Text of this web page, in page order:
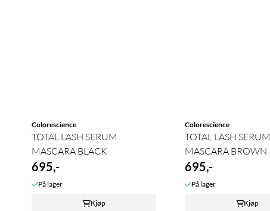
Colorescience
TOTAL LASH SERUM
MASCARA BLACK
695,-
På lager
Kjøp
Colorescience
TOTAL LASH SERUM
MASCARA BROWN
695,-
På lager
Kjøp